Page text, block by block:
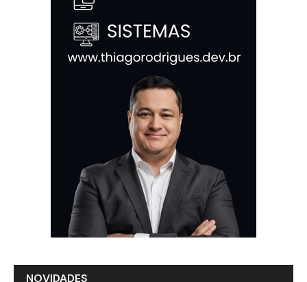
NOVIDADES